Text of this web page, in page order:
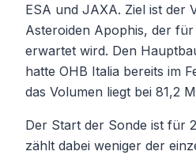
ESA und JAXA. Ziel ist der
Asteroiden Apophis, der
erwartet wird. Den
hatte OHB Italia bereits im
das Volumen liegt bei 81,2
Der Start der Sonde ist für
zählt dabei weniger der